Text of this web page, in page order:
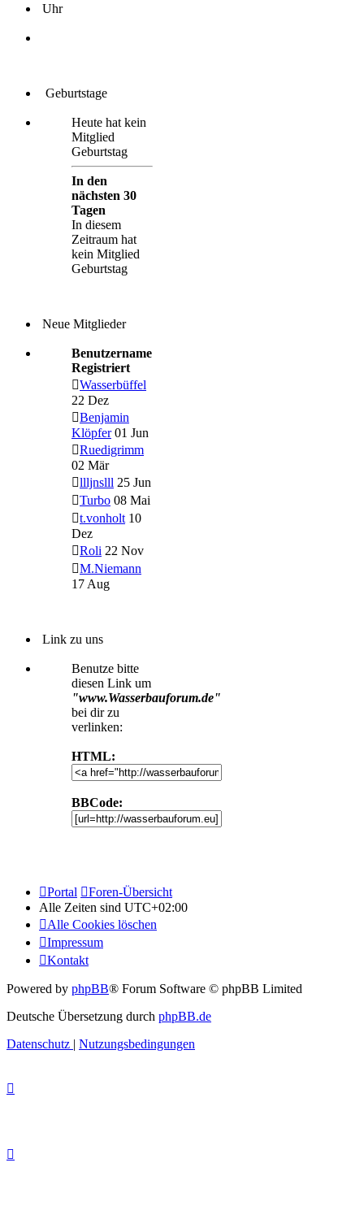
Uhr
Geburtstage
Heute hat kein
Mitglied
Geburtstag
In den
nächsten 30
Tagen
In diesem
Zeitraum hat
kein Mitglied
Geburtstag
Neue Mitglieder
Benutzername
Registriert
Wasserbüffel
22 Dez
Benjamin
Klöpfer 01 Jun
Ruedigrimm
02 Mär
llljnslll 25 Jun
Turbo 08 Mai
t.vonholt 10
Dez
Roli 22 Nov
M.Niemann
17 Aug
Link zu uns
Benutze bitte
diesen Link um
"www.Wasserbauforum.de"
bei dir zu
verlinken:
HTML:
BBCode:
Portal
Foren-Übersicht
Alle Zeiten sind UTC+02:00
Alle Cookies löschen
Impressum
Kontakt
Powered by phpBB® Forum Software © phpBB Limited
Deutsche Übersetzung durch phpBB.de
Datenschutz | Nutzungsbedingungen